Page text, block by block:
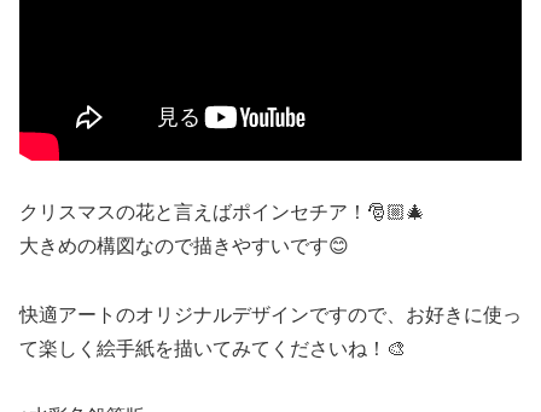
クリスマスの花と言えばポインセチア！🎅🏼🎄
大きめの構図なので描きやすいです😊
快適アートのオリジナルデザインですので、お好きに使っ
て楽しく絵手紙を描いてみてくださいね！🎨